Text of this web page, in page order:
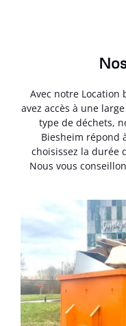
Avec notre Location
avez accès à une
type de déchets,
Biesheim répond
choisissez la durée
Nous vous